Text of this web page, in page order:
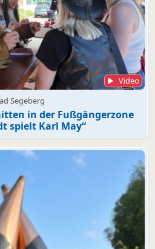
Video
Segeberg
in der Fußgängerzone
spielt Karl May“